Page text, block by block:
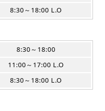
8:30～18:00 L.O
8:30～18:00
11:00～17:00 L.O
8:30～18:00 L.O